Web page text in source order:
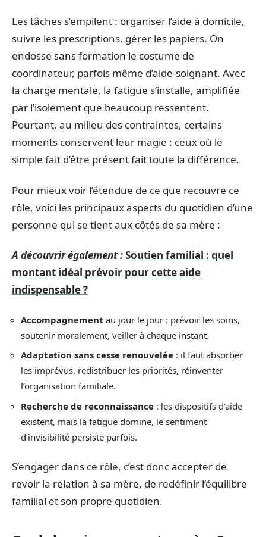
Les tâches s’empilent : organiser l’aide à domicile,
suivre les prescriptions, gérer les papiers. On
endosse sans formation le costume de
coordinateur, parfois même d’aide-soignant. Avec
la charge mentale, la fatigue s’installe, amplifiée
par l’isolement que beaucoup ressentent.
Pourtant, au milieu des contraintes, certains
moments conservent leur magie : ceux où le
simple fait d’être présent fait toute la différence.
Pour mieux voir l’étendue de ce que recouvre ce
rôle, voici les principaux aspects du quotidien d’une
personne qui se tient aux côtés de sa mère :
A découvrir également :Soutien familial : quel
montant idéal prévoir pour cette aide
indispensable ?
Accompagnement au jour le jour : prévoir les soins,
soutenir moralement, veiller à chaque instant.
Adaptation sans cesse renouvelée : il faut absorber
les imprévus, redistribuer les priorités, réinventer
l’organisation familiale.
Recherche de reconnaissance : les dispositifs d’aide
existent, mais la fatigue domine, le sentiment
d’invisibilité persiste parfois.
S’engager dans ce rôle, c’est donc accepter de
revoir la relation à sa mère, de redéfinir l’équilibre
familial et son propre quotidien.